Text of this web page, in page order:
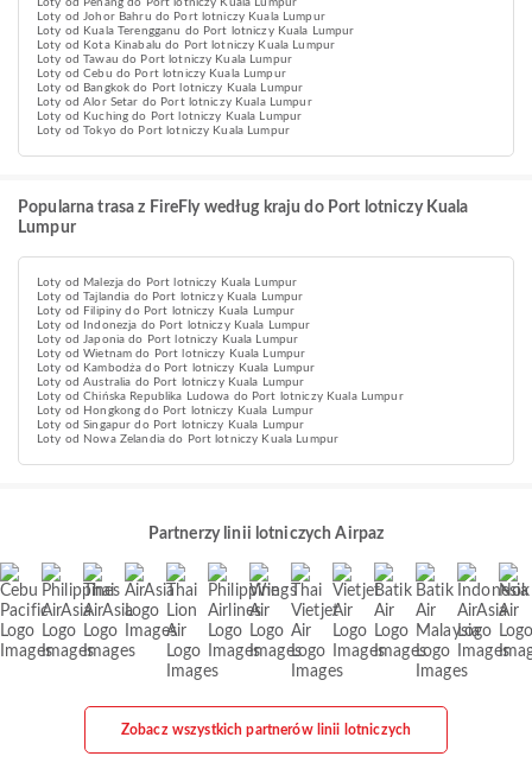
Loty od Penang do Port lotniczy Kuala Lumpur
Loty od Johor Bahru do Port lotniczy Kuala Lumpur
Loty od Kuala Terengganu do Port lotniczy Kuala Lumpur
Loty od Kota Kinabalu do Port lotniczy Kuala Lumpur
Loty od Tawau do Port lotniczy Kuala Lumpur
Loty od Cebu do Port lotniczy Kuala Lumpur
Loty od Bangkok do Port lotniczy Kuala Lumpur
Loty od Alor Setar do Port lotniczy Kuala Lumpur
Loty od Kuching do Port lotniczy Kuala Lumpur
Loty od Tokyo do Port lotniczy Kuala Lumpur
Popularna trasa z FireFly według kraju do Port lotniczy Kuala
Lumpur
Loty od Malezja do Port lotniczy Kuala Lumpur
Loty od Tajlandia do Port lotniczy Kuala Lumpur
Loty od Filipiny do Port lotniczy Kuala Lumpur
Loty od Indonezja do Port lotniczy Kuala Lumpur
Loty od Japonia do Port lotniczy Kuala Lumpur
Loty od Wietnam do Port lotniczy Kuala Lumpur
Loty od Kambodża do Port lotniczy Kuala Lumpur
Loty od Australia do Port lotniczy Kuala Lumpur
Loty od Chińska Republika Ludowa do Port lotniczy Kuala Lumpur
Loty od Hongkong do Port lotniczy Kuala Lumpur
Loty od Singapur do Port lotniczy Kuala Lumpur
Loty od Nowa Zelandia do Port lotniczy Kuala Lumpur
Partnerzy linii lotniczych Airpaz
Zobacz wszystkich partnerów linii lotniczych